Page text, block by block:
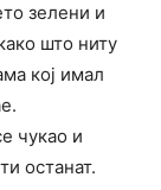
зелени и
што ниту
кој имал
чукао и
останат.